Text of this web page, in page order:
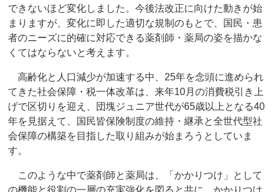
できないほど変化しました。今後法改正に向けた動きが始
まりますが、変化に即した適切な規制のもとで、国民・患
者のニーズに的確に対応できる薬剤師・薬局の姿を描かな
くてはならないと考えます。
高齢化と人口減少が加速する中、25年を念頭に進められ
てきた社会保障・税一体改革は、来年10月の消費税引き上
げで区切りを迎え、団塊ジュニア世代が65歳以上となる40
年を見据えて、国民皆保険制度の維持・継承と全世代型社
会保障の構築を目指した取り組みが始まろうとしていま
す。
このような中で薬剤師と薬局は、「かかりつけ」として